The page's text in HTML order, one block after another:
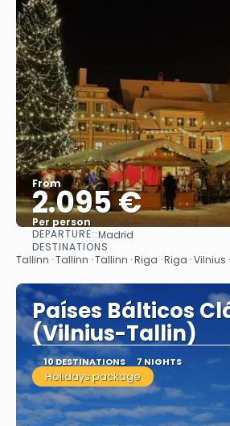
From
2.095 €
Per person
DEPARTURE::Madrid
DESTINATIONS
Tallinn · Tallinn · Tallinn · Riga · Riga · Vilnius
Países Bálticos
(Vilnius-Tallin)
10 DESTINATIONS 7 NIGHTS
Holidays package